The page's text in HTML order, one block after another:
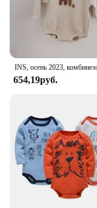
654,19руб.